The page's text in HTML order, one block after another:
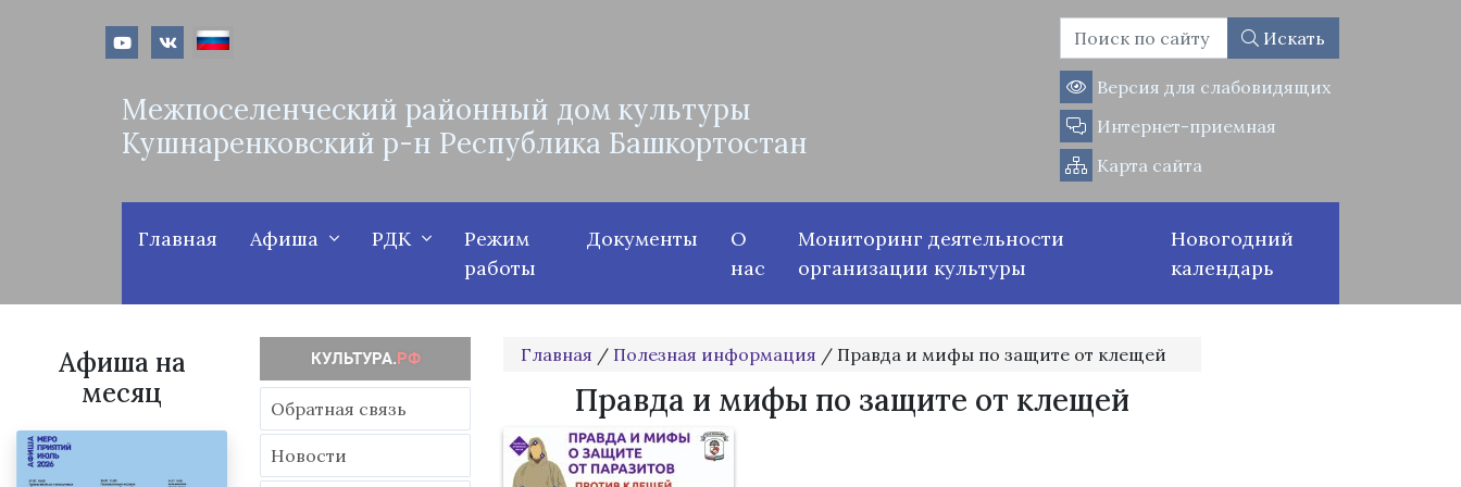
Искать
Межпоселенческий районный дом культуры
Кушнаренковский р-н Республика Башкортостан
Версия для слабовидящих
Интернет-приемная
Карта сайта
Главная Афиша РДК
Режим
работы
Документы
О
нас
Мониторинг деятельности
организации культуры
Новогодний
календарь
Афиша на
месяц
Обратная связь
Новости
Главная / Полезная информация / Правда и мифы по защите от клещей
Правда и мифы по защите от клещей